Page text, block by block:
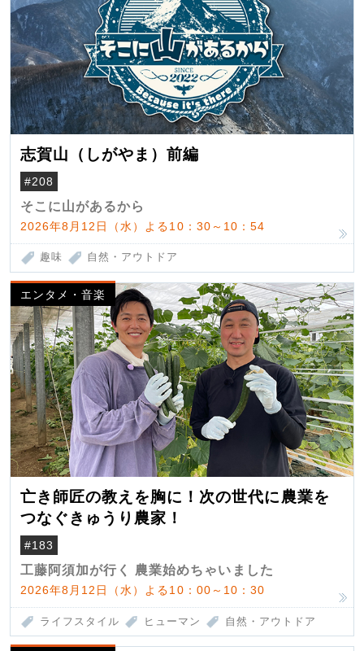
志賀山（しがやま）前編
#208
そこに山があるから
2026年8月12日（水）よる10：30～10：54
趣味 自然・アウトドア
エンタメ・音楽
亡き師匠の教えを胸に！次の世代に農業を
つなぐきゅうり農家！
#183
工藤阿須加が行く 農業始めちゃいました
2026年8月12日（水）よる10：00～10：30
ライフスタイル ヒューマン 自然・アウトドア